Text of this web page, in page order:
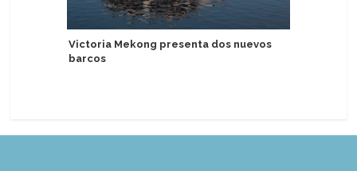
Victoria Mekong presenta dos nuevos
barcos